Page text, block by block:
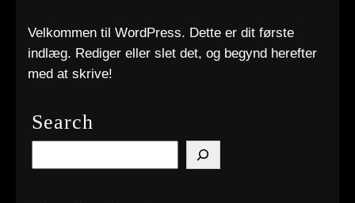
Velkommen til WordPress. Dette er dit første
indlæg. Rediger eller slet det, og begynd herefter
med at skrive!
Search
e